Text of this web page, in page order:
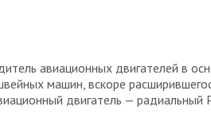
авиационных двигателей в
машин, вскоре
двигатель — радиальный